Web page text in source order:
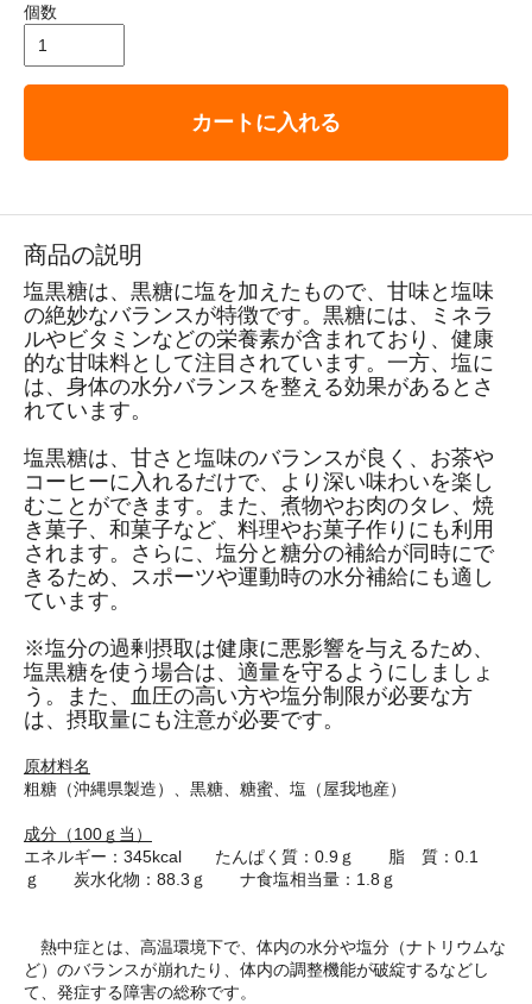
個数
カートに入れる
商品の説明
塩黒糖は、黒糖に塩を加えたもので、甘味と塩味
の絶妙なバランスが特徴です。黒糖には、ミネラ
ルやビタミンなどの栄養素が含まれており、健康
的な甘味料として注目されています。一方、塩に
は、身体の水分バランスを整える効果があるとさ
れています。
塩黒糖は、甘さと塩味のバランスが良く、お茶や
コーヒーに入れるだけで、より深い味わいを楽し
むことができます。また、煮物やお肉のタレ、焼
き菓子、和菓子など、料理やお菓子作りにも利用
されます。さらに、塩分と糖分の補給が同時にで
きるため、スポーツや運動時の水分補給にも適し
ています。
※塩分の過剰摂取は健康に悪影響を与えるため、
塩黒糖を使う場合は、適量を守るようにしましょ
う。また、血圧の高い方や塩分制限が必要な方
は、摂取量にも注意が必要です。
原材料名
粗糖（沖縄県製造）、黒糖、糖蜜、塩（屋我地産）
成分（100ｇ当）
エネルギー：345kcal たんぱく質：0.9ｇ 脂 質：0.1
ｇ 炭水化物：88.3ｇ ナ食塩相当量：1.8ｇ
熱中症とは、高温環境下で、体内の水分や塩分（ナトリウムな
ど）のバランスが崩れたり、体内の調整機能が破綻するなどし
て、発症する障害の総称です。